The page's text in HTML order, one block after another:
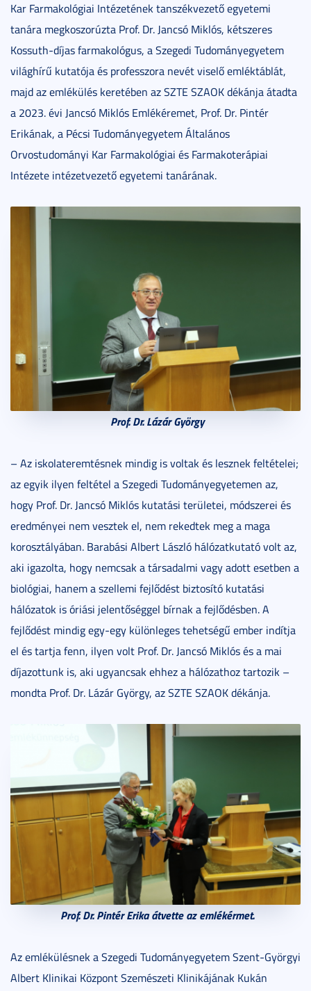
Kar Farmakológiai Intézetének tanszékvezető egyetemi
tanára megkoszorúzta Prof. Dr. Jancsó Miklós, kétszeres
Kossuth-díjas farmakológus, a Szegedi Tudományegyetem
világhírű kutatója és professzora nevét viselő emléktáblát,
majd az emlékülés keretében az SZTE SZAOK dékánja átadta
a 2023. évi Jancsó Miklós Emlékéremet, Prof. Dr. Pintér
Erikának, a Pécsi Tudományegyetem Általános
Orvostudományi Kar Farmakológiai és Farmakoterápiai
Intézete intézetvezető egyetemi tanárának.
Prof. Dr. Lázár György
– Az iskolateremtésnek mindig is voltak és lesznek feltételei;
az egyik ilyen feltétel a Szegedi Tudományegyetemen az,
hogy Prof. Dr. Jancsó Miklós kutatási területei, módszerei és
eredményei nem vesztek el, nem rekedtek meg a maga
korosztályában. Barabási Albert László hálózatkutató volt az,
aki igazolta, hogy nemcsak a társadalmi vagy adott esetben a
biológiai, hanem a szellemi fejlődést biztosító kutatási
hálózatok is óriási jelentőséggel bírnak a fejlődésben. A
fejlődést mindig egy-egy különleges tehetségű ember indítja
el és tartja fenn, ilyen volt Prof. Dr. Jancsó Miklós és a mai
díjazottunk is, aki ugyancsak ehhez a hálózathoz tartozik –
mondta Prof. Dr. Lázár György, az SZTE SZAOK dékánja.
Prof. Dr. Pintér Erika átvette az emlékérmet.
Az emlékülésnek a Szegedi Tudományegyetem Szent-Györgyi
Albert Klinikai Központ Szemészeti Klinikájának Kukán